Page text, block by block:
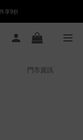
折！
享9折
金
門市資訊